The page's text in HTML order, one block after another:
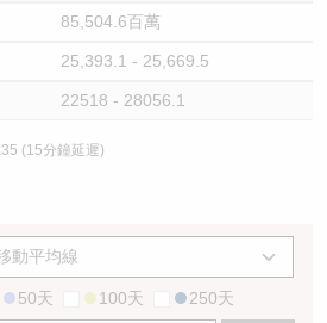
85,504.6百萬
25,393.1 - 25,669.5
22518 - 28056.1
(15分鐘延遲)
50天 100天 250天